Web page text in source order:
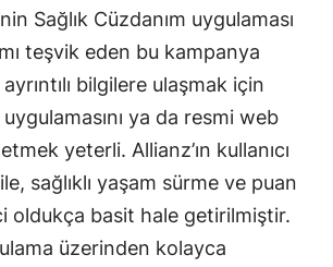
Sağlık Cüzdanım uygulaması
teşvik eden bu kampanya
bilgilere ulaşmak için
uygulamasını ya da resmi web
yeterli. Allianz’ın kullanıcı
sağlıklı yaşam sürme ve puan
oldukça basit hale getirilmiştir.
üzerinden kolayca